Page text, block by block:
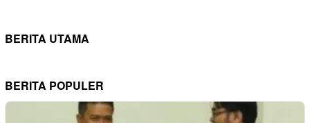
BERITA UTAMA
BERITA POPULER